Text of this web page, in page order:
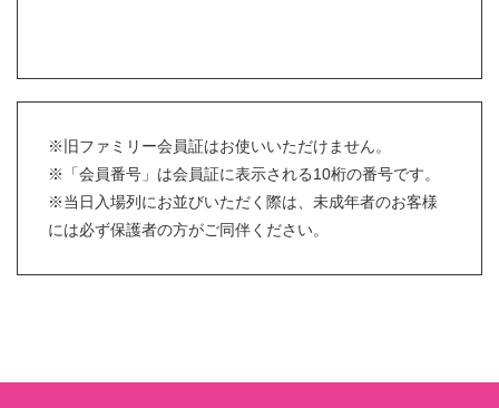
※旧ファミリー会員証はお使いいただけません。
※「会員番号」は会員証に表示される10桁の番号です。
※当日入場列にお並びいただく際は、未成年者のお客様
には必ず保護者の方がご同伴ください。